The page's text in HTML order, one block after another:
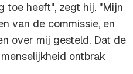
toe heeft", zegt hij. "Mijn
van de commissie, en
over mij gesteld. Dat de
ontbrak